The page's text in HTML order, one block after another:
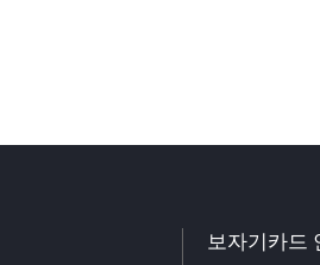
보자기카드